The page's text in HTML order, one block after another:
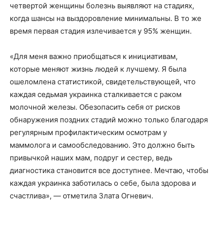
четвертой женщины болезнь выявляют на стадиях,
когда шансы на выздоровление минимальны. В то же
время первая стадия излечивается у 95% женщин.
«Для меня важно приобщаться к инициативам,
которые меняют жизнь людей к лучшему. Я была
ошеломлена статистикой, свидетельствующей, что
каждая седьмая украинка сталкивается с раком
молочной железы. Обезопасить себя от рисков
обнаружения поздних стадий можно только благодаря
регулярным профилактическим осмотрам у
маммолога и самообследованию. Это должно быть
привычкой наших мам, подруг и сестер, ведь
диагностика становится все доступнее. Мечтаю, чтобы
каждая украинка заботилась о себе, была здорова и
счастлива», — отметила Злата Огневич.